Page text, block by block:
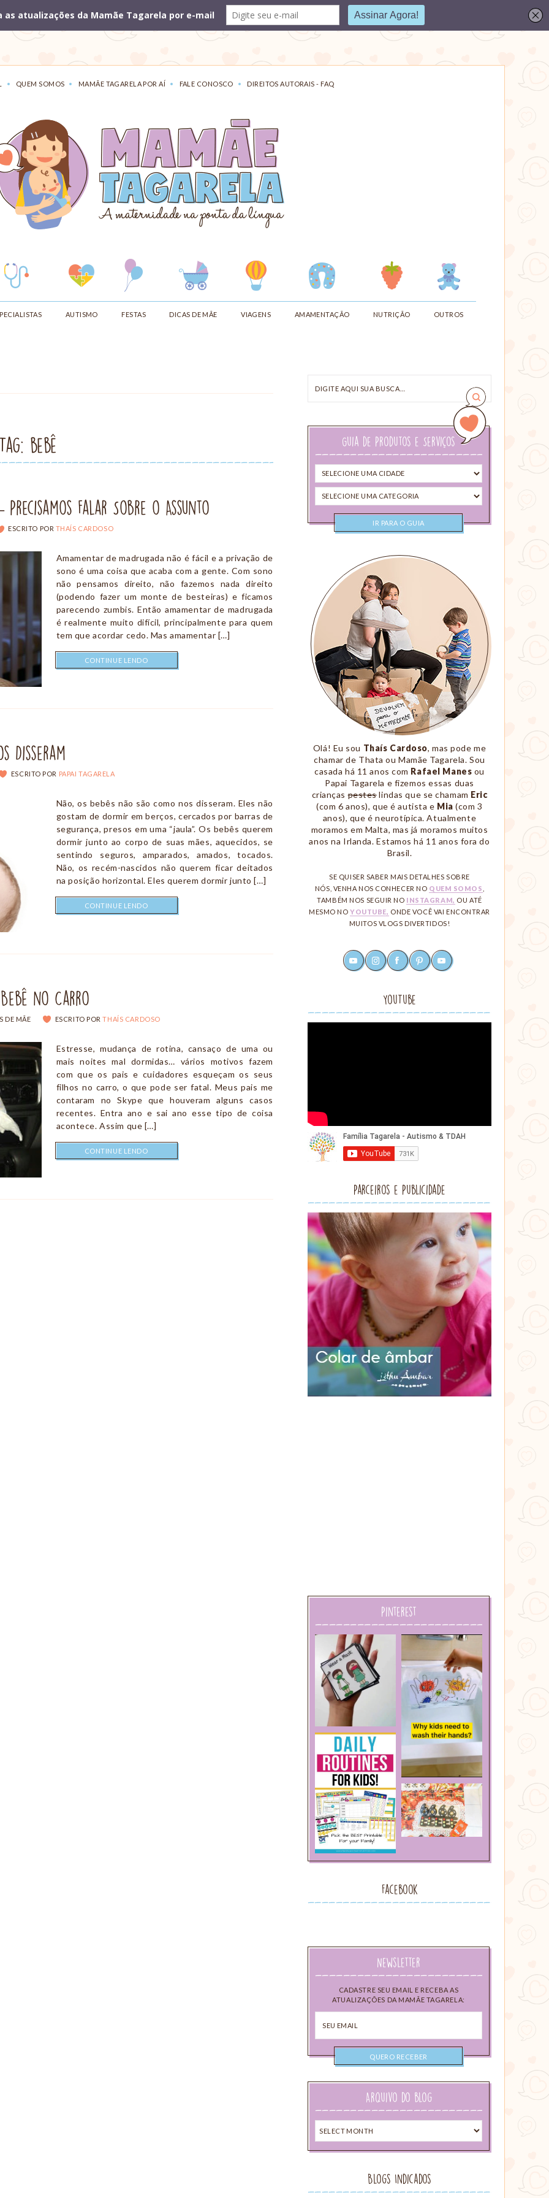
QUEM SOMOS MAMÃE TAGARELA POR AÍ FALE CONOSCO DIREITOS AUTORAIS - FAQ
AUTISMO FESTAS DICAS DE MÃE VIAGENS AMAMENTAÇÃO NUTRIÇÃO OUTROS
Tag: bebê
Precisamos Falar Sobre o Assunto
ESCRITO POR THAÍS CARDOSO
Amamentar de madrugada não é fácil e a privação de
sono é uma coisa que acaba com a gente. Com sono
não pensamos direito, não fazemos nada direito
(podendo fazer um monte de besteiras) e ficamos
parecendo zumbis. Então amamentar de madrugada
é realmente muito difícil, principalmente para quem
tem que acordar cedo. Mas amamentar […]
CONTINUE LENDO
Disseram
ESCRITO POR PAPAI TAGARELA
Não, os bebês não são como nos disseram. Eles não
gostam de dormir em berços, cercados por barras de
segurança, presos em uma “jaula”. Os bebês querem
dormir junto ao corpo de suas mães, aquecidos, se
sentindo seguros, amparados, amados, tocados.
Não, os recém-nascidos não querem ficar deitados
na posição horizontal. Eles querem dormir junto […]
CONTINUE LENDO
no Carro
DE MÃE ESCRITO POR THAÍS CARDOSO
Estresse, mudança de rotina, cansaço de uma ou
mais noites mal dormidas… vários motivos fazem
com que os pais e cuidadores esqueçam os seus
filhos no carro, o que pode ser fatal. Meus pais me
contaram no Skype que houveram alguns casos
recentes. Entra ano e sai ano esse tipo de coisa
acontece. Assim que […]
CONTINUE LENDO
aqui
Guia de Produtos e Serviços
Selecione
uma
cidade
Selecione
uma
Nós
Olá! Eu sou Thaís Cardoso, mas pode me
chamar de Thata ou Mamãe Tagarela. Sou
casada há 11 anos com Rafael Manes ou
Papai Tagarela e fizemos essas duas
criançaspesteslindas que se chamam Eric
(com 6 anos), que é autista e Mia (com 3
anos), que é neurotípica. Atualmente
moramos em Malta, mas já moramos muitos
anos na Irlanda. Estamos há 11 anos fora do
Brasil.
SE QUISER SABER MAIS DETALHES SOBRE
NÓS, VENHA NOS CONHECER NO QUEM SOMOS
TAMBÉM NOS SEGUIR NO INSTAGRAM, OU ATÉ
MESMO NOYOUTUBE, ONDE VOCÊ VAI ENCONTRAR
MUITOS VLOGS DIVERTIDOS!
Redes
youtubeinstagramfacebookpinterest
YouTube
Parceiros e Publicidade
Lithu
âmbar
Pinterest
Facebook
Newsletter
CADASTRE SEU EMAIL E RECEBA AS
ATUALIZAÇÕES DA MAMÃE TAGARELA:
email
Arquivo do blog
Arquivo
do
blog
Blogs Indicados